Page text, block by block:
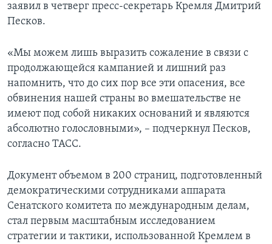
заявил в четверг пресс-секретарь Кремля Дмитрий
Песков.
«Мы можем лишь выразить сожаление в связи с
продолжающейся кампанией и лишний раз
напомнить, что до сих пор все эти опасения, все
обвинения нашей страны во вмешательстве не
имеют под собой никаких оснований и являются
абсолютно голословными», – подчеркнул Песков,
согласно ТАСС.
Документ объемом в 200 страниц, подготовленный
демократическими сотрудниками аппарата
Сенатского комитета по международным делам,
стал первым масштабным исследованием
стратегии и тактики, использованной Кремлем в